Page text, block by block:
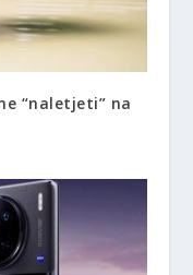
“naletjeti” na